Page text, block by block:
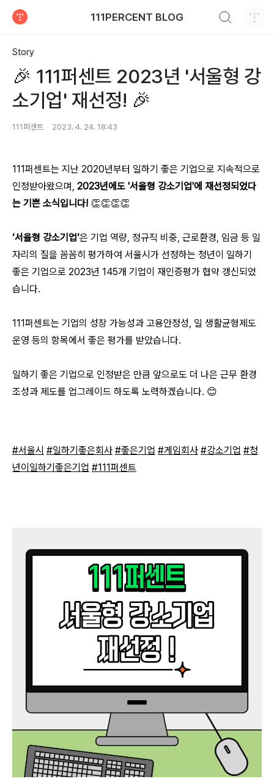
111PERCENT BLOG
Story
🎉 111퍼센트 2023년 '서울형 강
소기업' 재선정! 🎉
111퍼센트 2023. 4. 24. 18:43
111퍼센트는 지난 2020년부터 일하기 좋은 기업으로 지속적으로
인정받아왔으며, 2023년에도 '서울형 강소기업'에 재선정되었다
는 기쁜 소식입니다! 👏👏👏👏
‘서울형 강소기업’은 기업 역량, 정규직 비중, 근로환경, 임금 등 일
자리의 질을 꼼꼼히 평가하여 서울시가 선정하는 청년이 일하기
좋은 기업으로 2023년 145개 기업이 재인증평가 협약 갱신되었
습니다.
111퍼센트는 기업의 성장 가능성과 고용안정성, 일 생활균형제도
운영 등의 항목에서 좋은 평가를 받았습니다.
일하기 좋은 기업으로 인정받은 만큼 앞으로도 더 나은 근무 환경
조성과 제도를 업그레이드 하도록 노력하겠습니다. 😊
#서울시 #일하기좋은회사 #좋은기업 #게임회사 #강소기업 #청
년이일하기좋은기업 #111퍼센트